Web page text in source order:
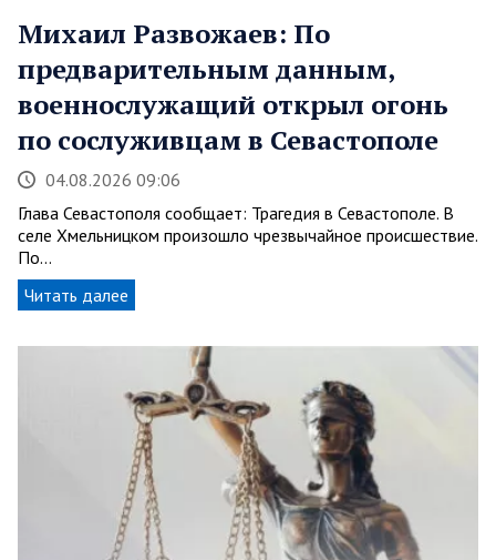
Михаил Развожаев: По
предварительным данным,
военнослужащий открыл огонь
по сослуживцам в Севастополе
04.08.2026 09:06
Глава Севастополя сообщает: Трагедия в Севастополе. В
селе Хмельницком произошло чрезвычайное происшествие.
По…
Читать далее